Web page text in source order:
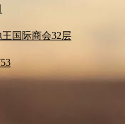
王国际商会32层